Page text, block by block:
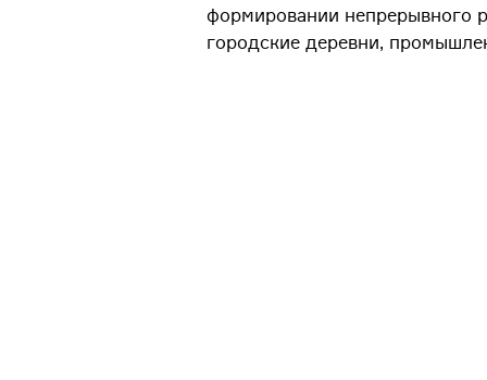
формировании непрерывного
городские деревни,